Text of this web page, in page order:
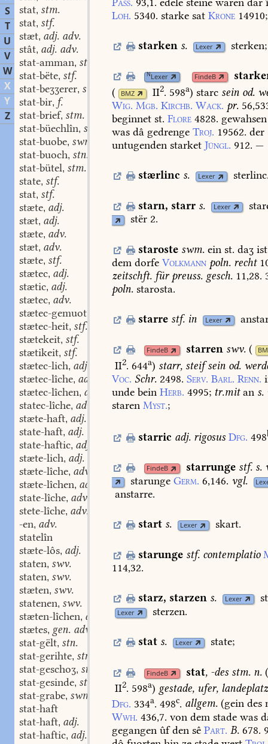
S
T
U
V
W
X
Y
Z
stat, stm.
stat, stf.
stæt, adj. adv.
stât, adj. adv.
stat-amman, stm.
stat-bëte, stf.
stat-beʒʒerer, stm.
stat-bir, f.
stat-brief, stm.
stat-büechlîn, stn.
stat-buobe, swm.
stat-buoch, stn.
stat-bütel, stm.
state, stf.
stat, stf.
stæte, adj.
stæt, adj.
stæte, adv.
stæt, adv.
stæte, stf.
stætec, adj.
stætic, adj.
stætec, adv.
stætec-gemuot
stætec-heit, stf.
stætekeit, stf.
stætikeit, stf.
stætec-lich, adj.
stætec-lîche, adv.
stætec-lîchen, adv.
statec-lîche, adv.
stæte-haft, adj.
state-haft, adj.
state-haftic, adj.
stæte-lich, adj.
stæte-lîche, adv.
stæte-lîchen, adv.
state-lîche, adv.
stete-lîche, adv.
-en, adv.
statelîn
stæte-lôs, adj.
staten, swv.
staten, swv.
stæten, swv.
statenen, swv.
stæten-lîchen, adv.
stætes, gen. adv.
stat-gëlt, stn.
stat-gerihte, stn.
stat-geschoʒ, stn.
stat-gesinde, stn.
stat-grabe, swm.
stat-haft
stat-haft, adj.
stat-haftic, adj.
Loh. 5340. starke sat Krone 14910;
starken s. Lexer sterken;
NLexer FindeB
(
BMZ II2. 598a) starc sein od.
Wig. Mgb. Kirchb. Wack. pr.
beginnet st. Flore 4828. gewahsen
was dâ gedrenge Troj. 19562. der
untugenden starket Jüngl. 912. —
stærlinc s. Lexer
starn, starr s. Lexer
stër2.
staroste swm. einst. daʒist
dem dorfe Volkmann poln. recht
zeitschft. fürpreuss. gesch. 11,28.
poln. starosta.
starre stf. in Lexer
FindeB starren swv. (
II2. 644a) starr, steifsein od.
Voc. Schr. 2498. Serv. Barl. Renn.
unde bein Herb. 4995; tr.mitan s.
staren Myst.;
starric adj. rigosus Dfg. 498
FindeB starrunge stf. s.
starunge Germ. 6,146. vgl.
anstarre.
start s. Lexer skart.
starunge stf. contemplatio
114,32.
starz, starzen s. Lexer
Lexer sterzen.
stat s. Lexer state;
FindeB stat, -des stm. n.
II2. 598a) gestade, ufer,
Dfg. 334a. 498c. allgem. (gein des
Wwh. 436,7. von dem stade was
gegangen ûfden sê Part. B. 678.